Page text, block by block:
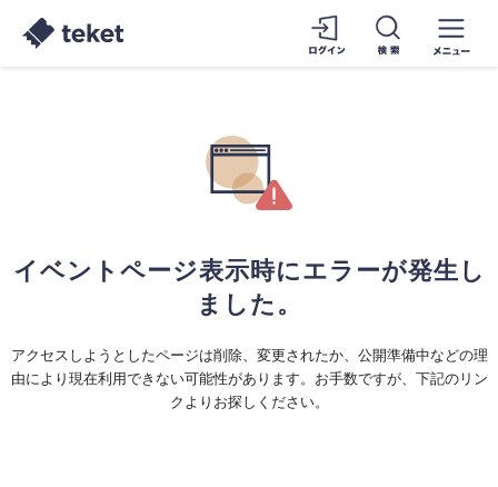
イベントページ表示時にエラーが発生し
ました。
アクセスしようとしたページは削除、変更されたか、公開準備中などの理
由により現在利用できない可能性があります。お手数ですが、下記のリン
クよりお探しください。